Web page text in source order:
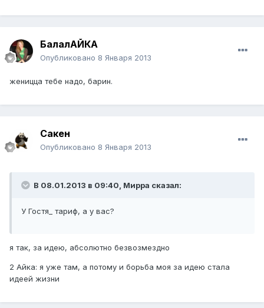
БалалАЙКА
Опубликовано 8 Января 2013
женицца тебе надо, барин.
Сакен
Опубликовано 8 Января 2013
В 08.01.2013 в 09:40, Мирра сказал:
У Гостя_ тариф, а у вас?
я так, за идею, абсолютно безвозмездно
2 Айка: я уже там, а потому и борьба моя за идею стала
идеей жизни